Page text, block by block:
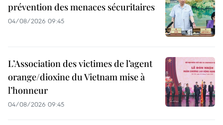
prévention des menaces sécuritaires
04/08/2026 09:45
L’Association des victimes de l’agent
orange/dioxine du Vietnam mise à
l’honneur
04/08/2026 09:45